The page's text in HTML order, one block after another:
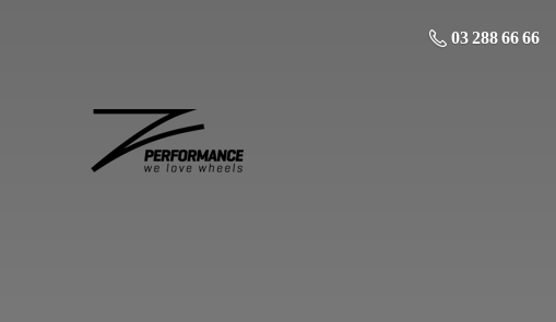
03 288 66 66